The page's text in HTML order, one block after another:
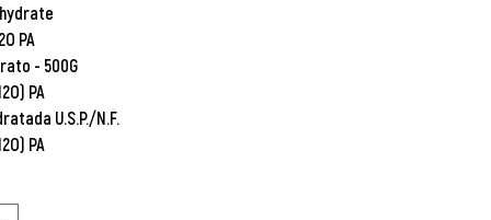
PA
- 500G
PA
U.S.P./N.F.
PA